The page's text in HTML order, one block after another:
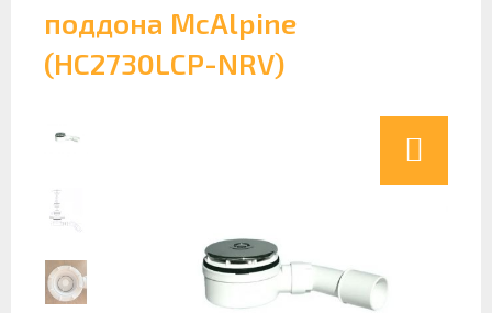
поддона McAlpine
(HC2730LCP-NRV)